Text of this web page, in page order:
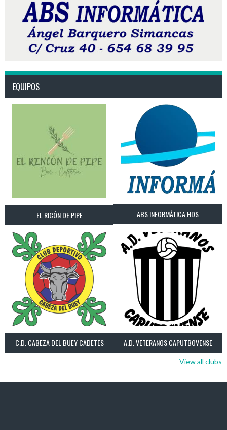
EQUIPOS
EL RICÓN DE PIPE ABS INFORMÁTICA HDS
C.D. CABEZA DEL BUEY CADETES A.D. VETERANOS CAPUTBOVENSE
View all clubs